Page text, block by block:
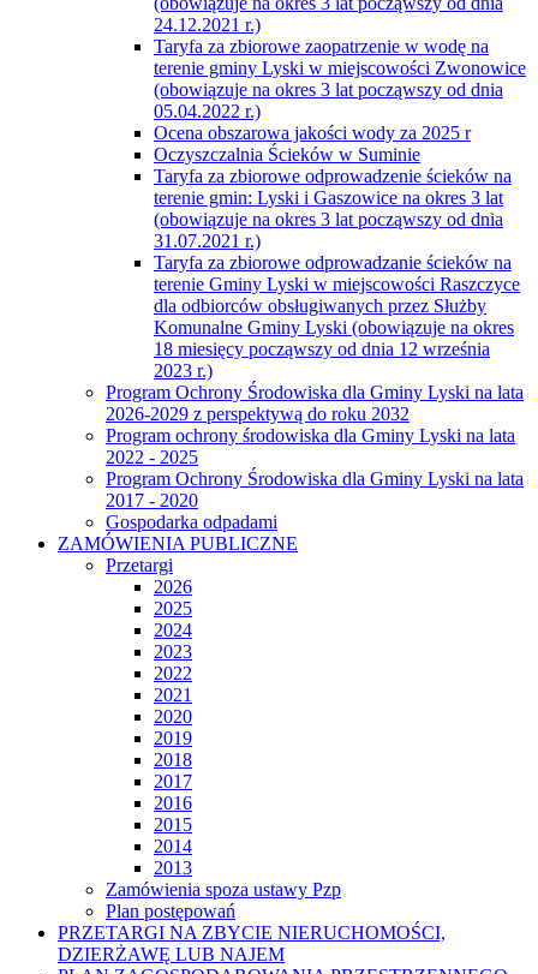
24.12.2021 r.)
Taryfa za zbiorowe zaopatrzenie w wodę na
terenie gminy Lyski w miejscowości Zwonowice
(obowiązuje na okres 3 lat począwszy od dnia
05.04.2022 r.)
Ocena obszarowa jakości wody za 2025 r
Oczyszczalnia Ścieków w Suminie
Taryfa za zbiorowe odprowadzenie ścieków na
terenie gmin: Lyski i Gaszowice na okres 3 lat
(obowiązuje na okres 3 lat począwszy od dnia
31.07.2021 r.)
Taryfa za zbiorowe odprowadzanie ścieków na
terenie Gminy Lyski w miejscowości Raszczyce
dla odbiorców obsługiwanych przez Służby
Komunalne Gminy Lyski (obowiązuje na okres
18 miesięcy począwszy od dnia 12 września
2023 r.)
Program Ochrony Środowiska dla Gminy Lyski na lata
2026-2029 z perspektywą do roku 2032
Program ochrony środowiska dla Gminy Lyski na lata
2022 - 2025
Program Ochrony Środowiska dla Gminy Lyski na lata
2017 - 2020
Gospodarka odpadami
ZAMÓWIENIA PUBLICZNE
Przetargi
2026
2025
2024
2023
2022
2021
2020
2019
2018
2017
2016
2015
2014
2013
Zamówienia spoza ustawy Pzp
Plan postępowań
PRZETARGI NA ZBYCIE NIERUCHOMOŚCI,
DZIERŻAWĘ LUB NAJEM